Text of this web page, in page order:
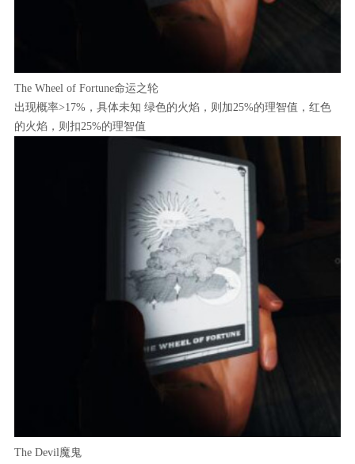
The Wheel of Fortune命运之轮
出现概率>17%，具体未知 绿色的火焰，则加25%的理智值，红色
的火焰，则扣25%的理智值
The Devil魔鬼